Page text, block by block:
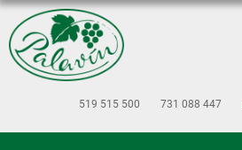
519 515 500 731 088 447